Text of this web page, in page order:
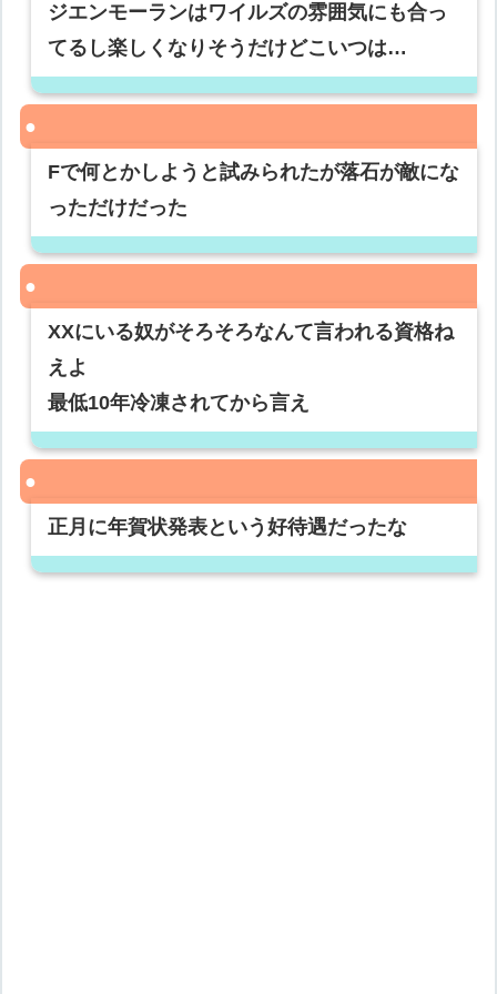
ジエンモーランはワイルズの雰囲気にも合っ
てるし楽しくなりそうだけどこいつは…
Fで何とかしようと試みられたが落石が敵にな
っただけだった
XXにいる奴がそろそろなんて言われる資格ね
えよ
最低10年冷凍されてから言え
正月に年賀状発表という好待遇だったな